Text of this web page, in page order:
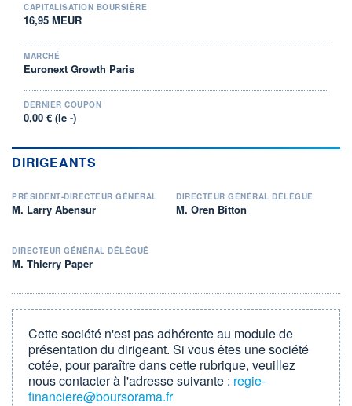
-
PEA
CTO BUSINESS
+ ALERTE
CAPITALISATION BOURSIÈRE
16,95 MEUR
MARCHÉ
Euronext Growth Paris
DERNIER COUPON
0,00 € (le -)
DIRIGEANTS
PRÉSIDENT-DIRECTEUR GÉNÉRAL
M. Larry Abensur
DIRECTEUR GÉNÉRAL DÉLÉGUÉ
M. Oren Bitton
DIRECTEUR GÉNÉRAL DÉLÉGUÉ
M. Thierry Paper
Cette société n'est pas adhérente au module de
présentation du dirigeant. Si vous êtes une société
cotée, pour paraître dans cette rubrique, veuillez
nous contacter à l'adresse suivante : regie-
financiere@boursorama.fr